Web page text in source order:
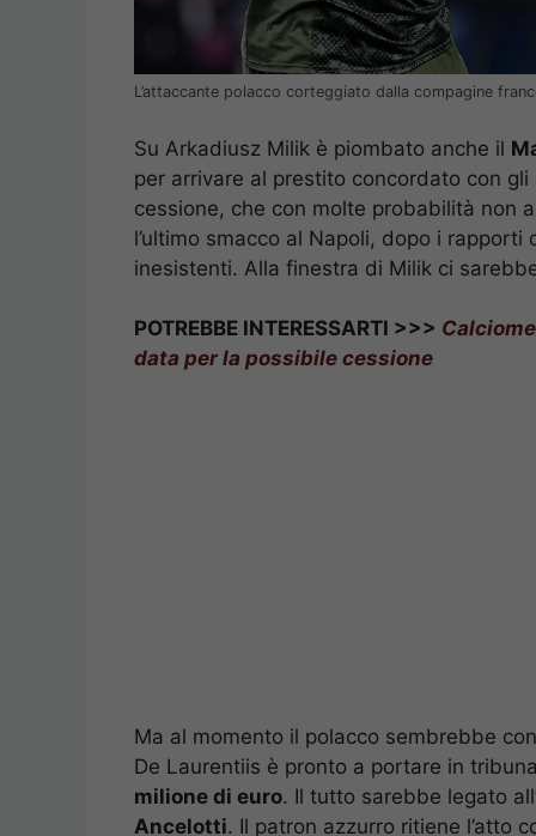
L’attaccante polacco corteggiato dalla compagine
Su Arkadiusz Milik è piombato anche il
per arrivare al prestito concordato con
cessione, che con molte probabilità non
l’ultimo smacco al Napoli, dopo i rapporti
inesistenti. Alla finestra di Milik ci
POTREBBE INTERESSARTI >>>
data per la possibile cessione
Ma al momento il polacco sembrebbe
De Laurentiis è pronto a portare in
milione di euro. Il tutto sarebbe legato
Ancelotti. Il patron azzurro ritiene l’atto